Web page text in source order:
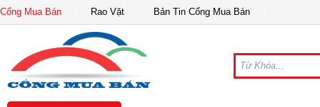
Cổng Mua Bán Rao Vặt Bản Tin Cổng Mua Bán